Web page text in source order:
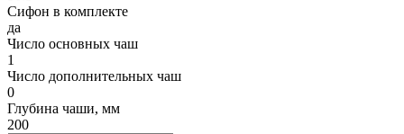
Сифон в комплекте
да
Число основных чаш
1
Число дополнительных чаш
0
Глубина чаши, мм
200